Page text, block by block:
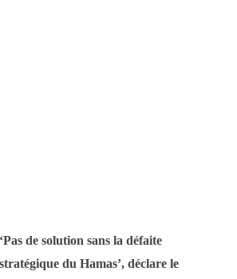
‘Pas de solution sans la défaite
stratégique du Hamas’, déclare le